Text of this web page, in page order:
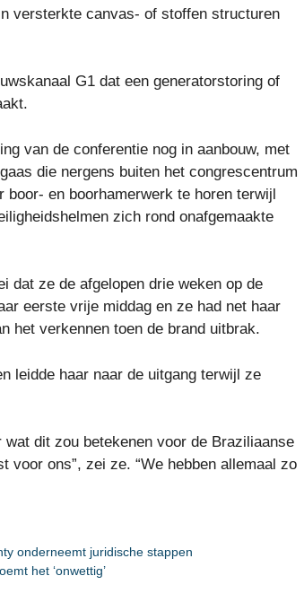
versterkte canvas- of stoffen structuren
G1 dat een generatorstoring of
van de conferentie nog in aanbouw, met
die nergens buiten het congrescentrum
boor- en boorhamerwerk te horen terwijl
zich rond onafgemaakte
dat ze de afgelopen drie weken op de
eerste vrije middag en ze had net haar
het verkennen toen de brand uitbrak.
leidde haar naar de uitgang terwijl ze
dit zou betekenen voor de Braziliaanse
voor ons”, zei ze. “We hebben allemaal zo
onderneemt juridische stappen
het ‘onwettig’